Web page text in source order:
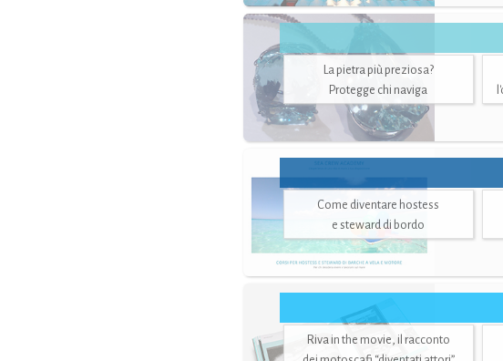
La pietra più preziosa?
Protegge chi naviga
Come diventare hostess
e steward di bordo
Riva in the movie, il racconto